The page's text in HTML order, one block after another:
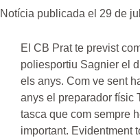
Notícia publicada el 29 de
El CB Prat te previst
poliesportiu Sagnier el
els anys. Com ve sent
anys el preparador físic
tasca que com sempre
important. Evidentment